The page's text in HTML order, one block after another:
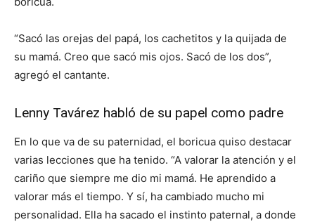
“Sacó las orejas del papá, los cachetitos y la quijada de
su mamá. Creo que sacó mis ojos. Sacó de los dos”,
agregó el cantante.
Lenny Tavárez habló de su papel como padre
En lo que va de su paternidad, el boricua quiso destacar
varias lecciones que ha tenido. “A valorar la atención y el
cariño que siempre me dio mi mamá. He aprendido a
valorar más el tiempo. Y sí, ha cambiado mucho mi
personalidad. Ella ha sacado el instinto paternal, a donde